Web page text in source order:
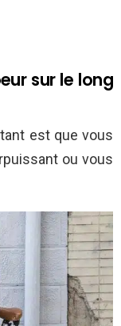
sur le long
est que vous
ou vous